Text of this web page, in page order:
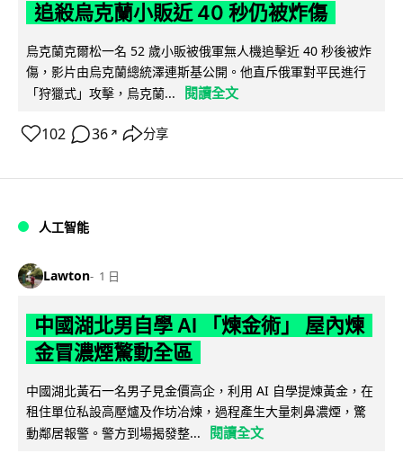
追殺烏克蘭小販近 40 秒仍被炸傷
烏克蘭克爾松一名 52 歲小販被俄軍無人機追擊近 40 秒後被炸
傷，影片由烏克蘭總統澤連斯基公開。他直斥俄軍對平民進行
「狩獵式」攻擊，烏克蘭...
閱讀全文
102 36 ↗ 分享
人工智能
Lawton 1 日
中國湖北男自學 AI 「煉金術」 屋內煉
金冒濃煙驚動全區
中國湖北黃石一名男子見金價高企，利用 AI 自學提煉黃金，在
租住單位私設高壓爐及作坊冶煉，過程產生大量刺鼻濃煙，驚
動鄰居報警。警方到場揭發整...
閱讀全文